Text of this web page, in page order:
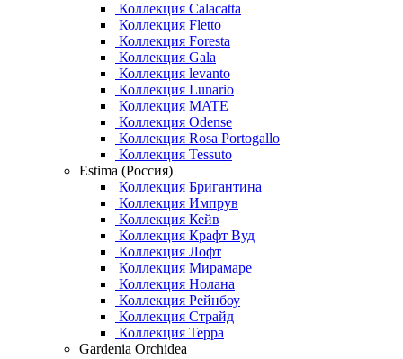
Коллекция Calacatta
Коллекция Fletto
Коллекция Foresta
Коллекция Gala
Коллекция levanto
Коллекция Lunario
Коллекция MATE
Коллекция Odense
Коллекция Rosa Portogallo
Коллекция Tessuto
Estima (Россия)
Коллекция Бригантина
Коллекция Импрув
Коллекция Кейв
Коллекция Крафт Вуд
Коллекция Лофт
Коллекция Мирамаре
Коллекция Нолана
Коллекция Рейнбоу
Коллекция Страйд
Коллекция Терра
Gardenia Orchidea